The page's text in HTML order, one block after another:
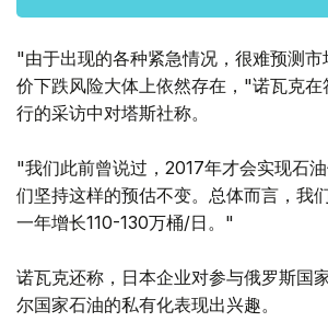
"由于出现的各种紧急情况，很难预测
价下跌风险大体上依然存在，"诺瓦克
行的采访中对塔斯社称。
"我们此前曾说过，2017年才会实现石
们坚持这样的预估不变。总体而言，我
一年增长110-130万桶/日。"
诺瓦克还称，日本企业对参与俄罗斯国
尔国家石油的私有化表现出兴趣。